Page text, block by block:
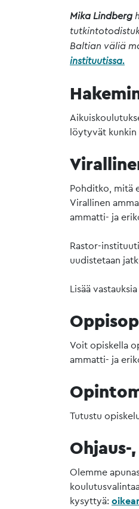
Mika Lindberg
Baltian väliä
instituutissa.
löytyvät kunkin
Pohditko, mitä
Virallinen
ammatti- ja
Rastor-
uudistetaan
Lisää
Voit opiskella
ammatti- ja
Tutustu
Olemme
kysyttyä: